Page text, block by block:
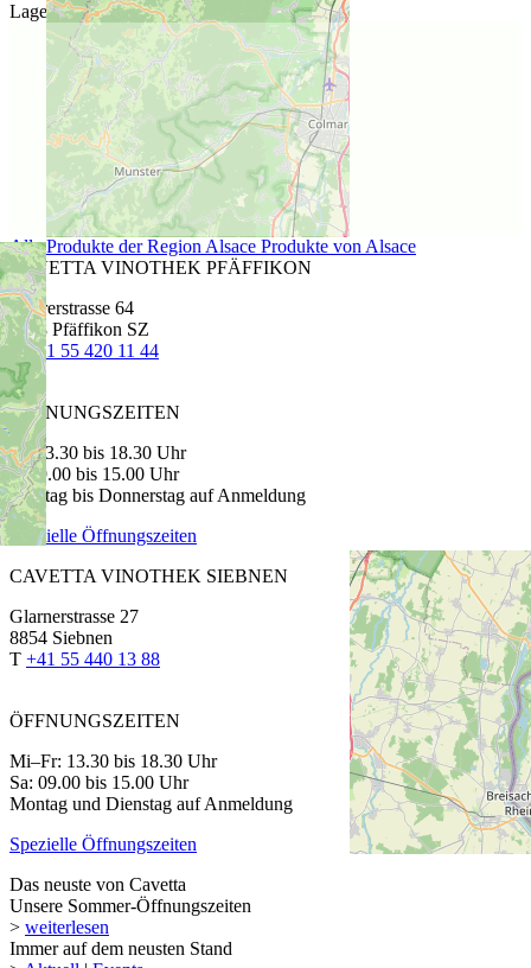
Lage des Weinguts
Alle Produkte der Region Alsace Produkte von Alsace
CAVETTA VINOTHEK PFÄFFIKON
Churerstrasse 64
8808 Pfäffikon SZ
T+41 55 420 11 44
ÖFFNUNGSZEITEN
Fr: 13.30 bis 18.30 Uhr
Sa: 9.00 bis 15.00 Uhr
Montag bis Donnerstag auf Anmeldung
Spezielle Öffnungszeiten
CAVETTA VINOTHEK SIEBNEN
Glarnerstrasse 27
8854 Siebnen
T +41 55 440 13 88
ÖFFNUNGSZEITEN
Mi–Fr: 13.30 bis 18.30 Uhr
Sa: 09.00 bis 15.00 Uhr
Montag und Dienstag auf Anmeldung
Spezielle Öffnungszeiten
Das neuste von Cavetta
Unsere Sommer-Öffnungszeiten
> weiterlesen
Immer auf dem neusten Stand